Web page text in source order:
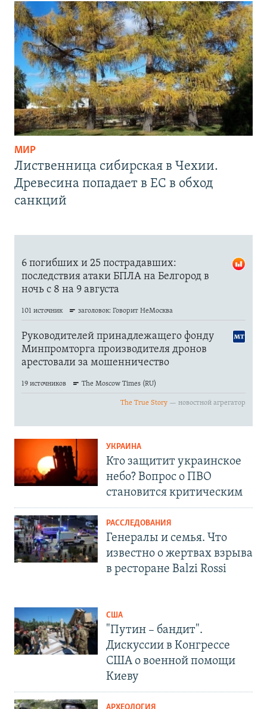
МИР
Лиственница сибирская в Чехии.
Древесина попадает в ЕС в обход
санкций
УКРАИНА
Кто защитит украинское
небо? Вопрос о ПВО
становится критическим
РАССЛЕДОВАНИЯ
Генералы и семья. Что
известно о жертвах взрыва
в ресторане Balzi Rossi
США
"Путин – бандит".
Дискуссии в Конгрессе
США о военной помощи
Киеву